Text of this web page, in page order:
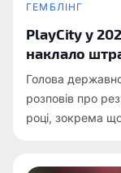
ГЕМБЛІНГ
PlayCity у
наклало
Голова
розповів про
році, зокрема